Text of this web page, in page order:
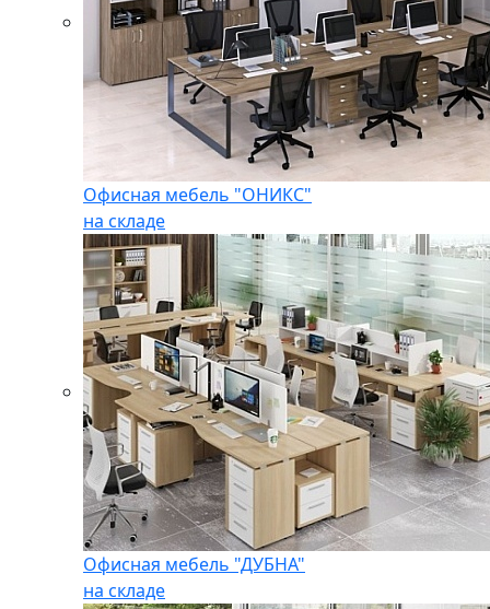
Офисная мебель "ОНИКС"
на складе
Офисная мебель "ДУБНА"
на складе